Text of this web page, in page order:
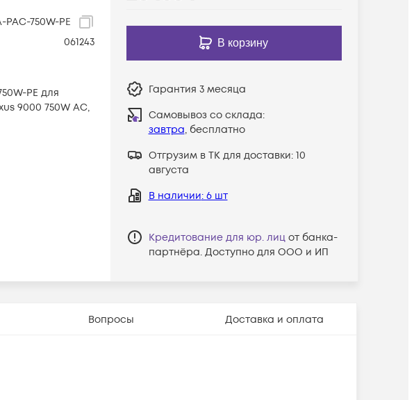
PAC-750W-PE
061243
PE для
9000 750W AC,
В корзину
Гарантия 3 месяца
Самовывоз со склада:
завтра, бесплатно
Отгрузим в ТК для доставки: 10
августа
В наличии: 6 шт
Кредитование для юр. лиц от банка-
партнёра. Доступно для ООО и ИП
Вопросы Доставка и оплата